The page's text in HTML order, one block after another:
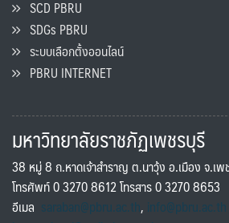
SCD PBRU
SDGs PBRU
ระบบเลือกตั้งออนไลน์
PBRU INTERNET
มหาวิทยาลัยราชภัฏเพชรบุรี
38 หมู่ 8 ถ.หาดเจ้าสำราญ ต.นาวุ้ง อ.เมือง จ.เ
โทรศัพท์ 0 3270 8612 โทรสาร 0 3270 8653
อีเมล saraban@pbru.ac.th, info@pbru.ac.th